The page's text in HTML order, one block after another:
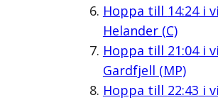
Hoppa till 14:24i
Helander (C)
Hoppa till 21:04i
Gardfjell (MP)
Hoppa till 22:43 i